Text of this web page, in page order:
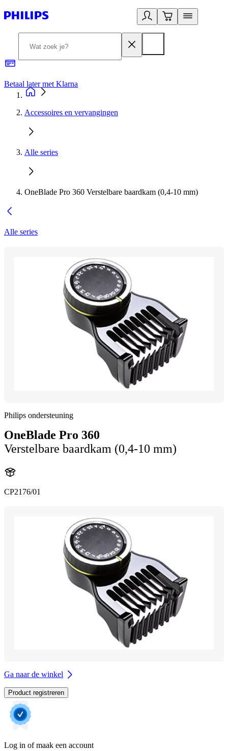
Betaal later met Klarna
Accessoires en vervangingen
Alle series
OneBlade Pro 360 Verstelbare baardkam (0,4-10 mm)
Alle series
Philips ondersteuning
OneBlade Pro 360
Verstelbare baardkam (0,4-10 mm)
CP2176/01
Ga naar de winkel
Product registreren
Log in of maak een account